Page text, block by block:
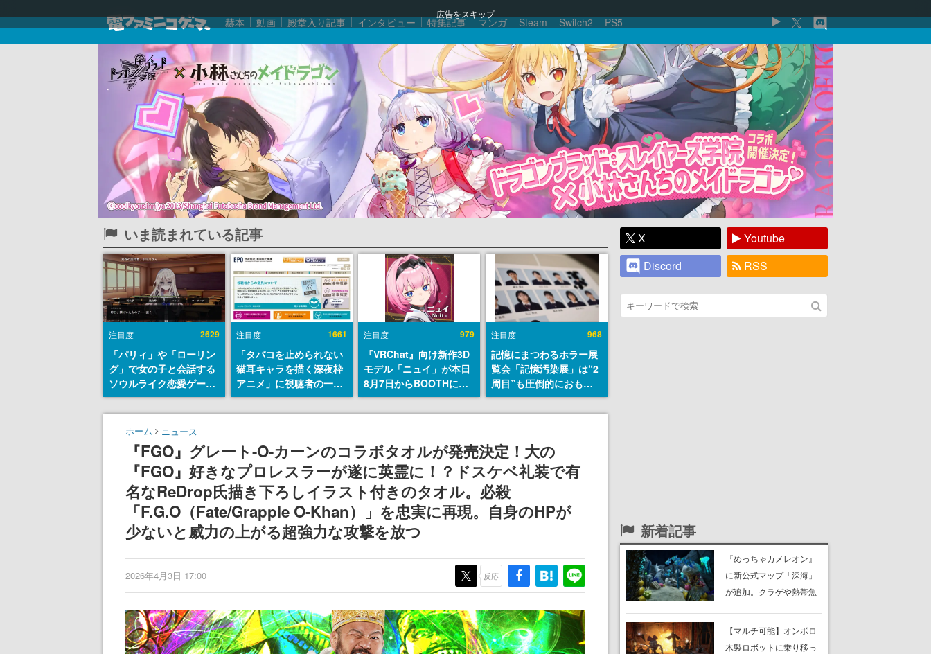
広告をスキップ
赫本 動画 殿堂入り記事 インタビュー 特集記事 マンガ Steam Switch2 PS5
いま読まれている記事
注目度 2629
「パリィ」や「ローリン
グ」で女の子と会話する
ソウルライク恋愛ゲーム
『小早川さんはソウルラ
イク』無料公開。返事に
失敗すると「YOU
DIED」
注目度 1661
「タバコを止められない
猫耳キャラを描く深夜枠
アニメ」に視聴者の一部
から批判意見。違法薬物
の使用と思しき描写も含
注目度 979
『VRChat』向け新作3D
モデル「ニュイ」が本日
8月7日からBOOTHにて
発売。瞳に光る星や感情
豊かな表情が、小悪魔か
注目度 968
記憶にまつわるホラー展
覧会「記憶汚染展」は“2
周目”も圧倒的におもし
ろい。自分の記憶が“汚
染された”ことに気づい
わる。1周目はホラーと
して、2周目はミステリ
ーの解決編として【ネタ
バレあり】
ホーム ニュース
『FGO』グレート-O-カーンのコラボタオルが発売決定！大の
『FGO』好きなプロレスラーが遂に英霊に！？ドスケベ礼装で有
名なReDrop氏描き下ろしイラスト付きのタオル。必殺
「F.G.O（Fate/Grapple O-Khan）」を忠実に再現。自身のHPが
少ないと威力の上がる超強力な攻撃を放つ
2026年4月3日 17:00 反応
X
Youtube
Discord
RSS
新着記事
『めっちゃカメレオン』
に新公式マップ「深海」
が追加。クラゲや熱帯魚
や大きな貝も
【マルチ可能】オンボロ
木製ロボットに乗り移っ